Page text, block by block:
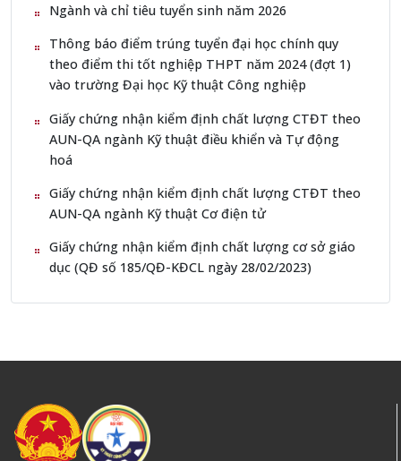
Ngành và chỉ tiêu tuyển sinh năm 2026
Thông báo điểm trúng tuyển đại học chính quy
theo điểm thi tốt nghiệp THPT năm 2024 (đợt 1)
vào trường Đại học Kỹ thuật Công nghiệp
Giấy chứng nhận kiểm định chất lượng CTĐT theo
AUN-QA ngành Kỹ thuật điều khiển và Tự động
hoá
Giấy chứng nhận kiểm định chất lượng CTĐT theo
AUN-QA ngành Kỹ thuật Cơ điện tử
Giấy chứng nhận kiểm định chất lượng cơ sở giáo
dục (QĐ số 185/QĐ-KĐCL ngày 28/02/2023)